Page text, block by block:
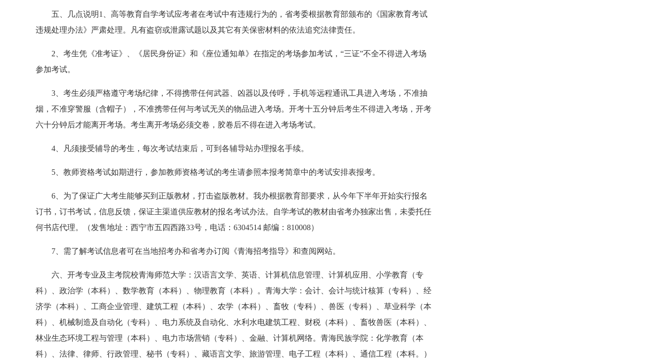
五、几点说明1、高等教育自学考试应考者在考试中有违规行为的，省考委根据教育部颁布的《国家教育考试
违规处理办法》严肃处理。凡有盗窃或泄露试题以及其它有关保密材料的依法追究法律责任。
2、考生凭《准考证》、《居民身份证》和《座位通知单》在指定的考场参加考试，“三证”不全不得进入考场
参加考试。
3、考生必须严格遵守考场纪律，不得携带任何武器、凶器以及传呼，手机等远程通讯工具进入考场，不准抽
烟，不准穿警服（含帽子），不准携带任何与考试无关的物品进入考场。开考十五分钟后考生不得进入考场，开考
六十分钟后才能离开考场。考生离开考场必须交卷，胶卷后不得在进入考场考试。
4、凡须接受辅导的考生，每次考试结束后，可到各辅导站办理报名手续。
5、教师资格考试如期进行，参加教师资格考试的考生请参照本报考简章中的考试安排表报考。
6、为了保证广大考生能够买到正版教材，打击盗版教材。我办根据教育部要求，从今年下半年开始实行报名
订书，订书考试，信息反馈，保证主渠道供应教材的报名考试办法。自学考试的教材由省考办独家出售，未委托任
何书店代理。（发售地址：西宁市五四西路33号，电话：6304514 邮编：810008）
7、需了解考试信息者可在当地招考办和省考办订阅《青海招考指导》和查阅 网站。
六、开考专业及主考院校青海师范大学：汉语言文学、英语、计算机信息管理、计算机应用、小学教育（专
科）、政治学（本科）、数学教育（本科）、物理教育（本科）。青海大学：会计、会计与统计核算（专科）、经
济学（本科）、工商企业管理、建筑工程（本科）、农学（本科）、畜牧（专科）、兽医（专科）、草业科学（本
科）、机械制造及自动化（专科）、电力系统及自动化、水利水电建筑工程、财税（本科）、畜牧兽医（本科）、
林业生态环境工程与管理（本科）、电力市场营销（专科）、金融、计算机网络。青海民族学院：化学教育（本
科）、法律、律师、行政管理、秘书（专科）、藏语言文学、旅游管理、电子工程（本科）、通信工程（本科。）